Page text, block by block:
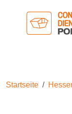
Startseite